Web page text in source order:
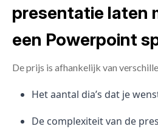
presentatie laten
een Powerpoint
De prijs is afhankelijk van
Het aantal dia’s dat je
De complexiteit van de